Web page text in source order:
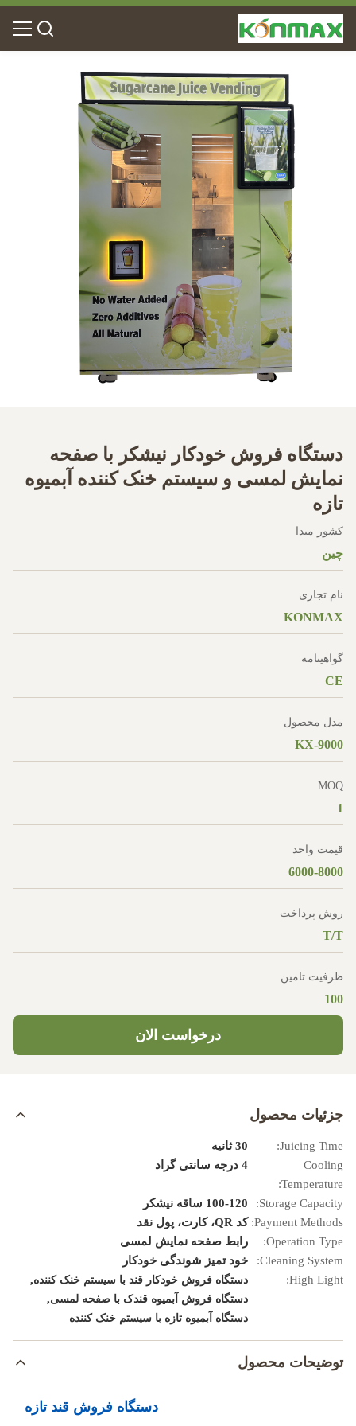
دستگاه فروش خودکار نیشکر با صفحه
نمایش لمسی و سیستم خنک کننده آبمیوه
تازه
کشور مبدا
چین
نام تجاری
KONMAX
گواهینامه
CE
مدل محصول
KX-9000
MOQ
1
قیمت واحد
6000-8000
روش پرداخت
T/T
ظرفیت تامین
100
درخواست الان
جزئیات محصول
Juicing Time:
30 ثانیه
Cooling
Temperature:
4 درجه سانتی گراد
Storage Capacity:
100-120 ساقه نیشکر
Payment Methods: کد QR، کارت، پول نقد
Operation Type:
رابط صفحه نمایش لمسی
Cleaning System:
خود تمیز شوندگی خودکار
High Light:
دستگاه فروش خودکار قند با سیستم خنک کننده,
دستگاه فروش آبمیوه قندک با صفحه لمسی,
دستگاه آبمیوه تازه با سیستم خنک کننده
توضیحات محصول
دستگاه فروش قند تازه